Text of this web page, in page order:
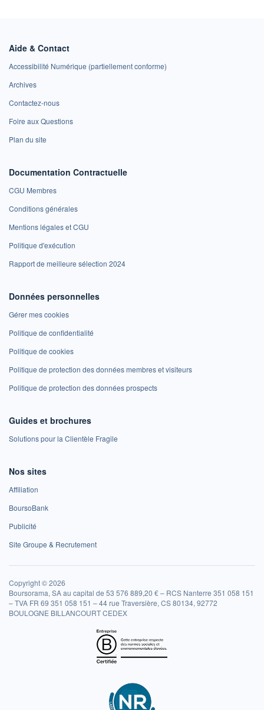
Aide & Contact
Accessibilité Numérique (partiellement conforme)
Archives
Contactez-nous
Foire aux Questions
Plan du site
Documentation Contractuelle
CGU Membres
Conditions générales
Mentions légales et CGU
Politique d'exécution
Rapport de meilleure sélection 2024
Données personnelles
Gérer mes cookies
Politique de confidentialité
Politique de cookies
Politique de protection des données membres et visiteurs
Politique de protection des données prospects
Guides et brochures
Solutions pour la Clientèle Fragile
Nos sites
Affiliation
BoursoBank
Publicité
Site Groupe & Recrutement
Copyright © 2026
Boursorama, SA au capital de 53 576 889,20 € – RCS Nanterre 351 058 151
– TVA FR 69 351 058 151 – 44 rue Traversière, CS 80134, 92772
BOULOGNE BILLANCOURT CEDEX